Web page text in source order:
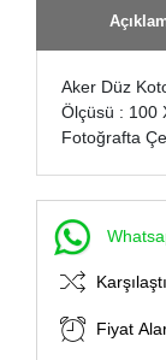
Aker Düz
Ölçüsü : 100
Fotoğrafta
Fiyat